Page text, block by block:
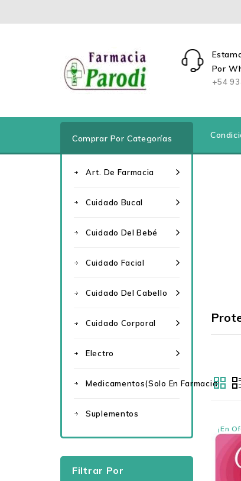
Por
+54
Comprar Por Categorías
Art. De Farmacia
Cuidado Bucal
Cuidado Del Bebé
Cuidado Facial
Cuidado Del Cabello
Cuidado Corporal
Electro
Medicamentos(solo En Farmacia)
Suplementos
Filtrar Por
¡En